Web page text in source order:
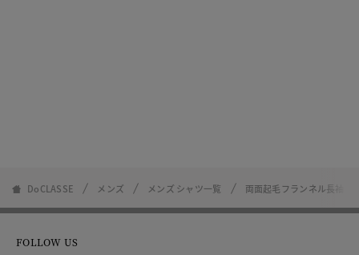
DoCLASSE メンズ メンズ シャツ一覧 両面起毛フランネル長袖
FOLLOW US